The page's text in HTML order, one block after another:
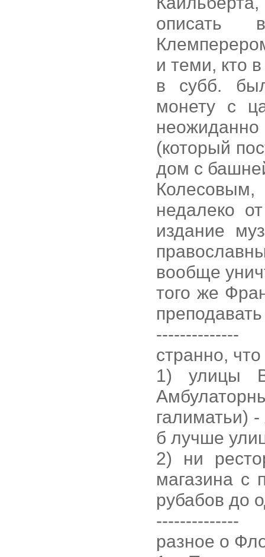
описать
и теми, кто
в субб.
монету с
(который
дом с
недалеко
издание
вообще
того же
--------------
странно,
1) улицы
галиматьи)
б лучше
2) ни
магазина с
рубабов до
--------------
разное о